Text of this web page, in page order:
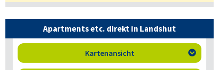
Apartments etc. direkt in Landshut
Kartenansicht 